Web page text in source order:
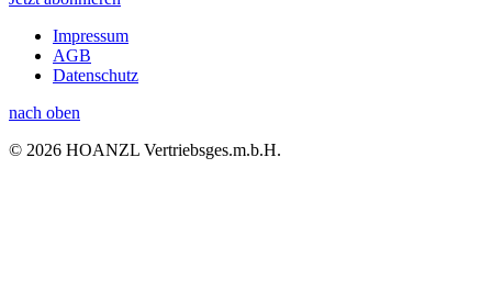
Impressum
AGB
Datenschutz
nach oben
© 2026 HOANZL Vertriebsges.m.b.H.